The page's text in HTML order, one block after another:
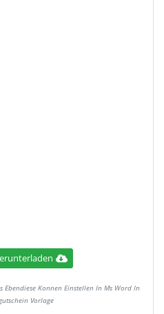
Ebendiese Konnen Einstellen In Ms Word In
Vorlage